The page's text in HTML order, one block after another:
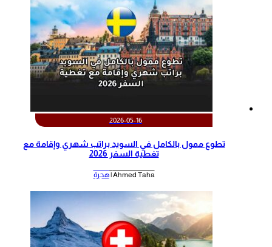
2026-05-16
تطوع ممول بالكامل في السويد براتب شهري وإقامة مع
تغطية السفر 2026
Ahmed Taha | هجرة